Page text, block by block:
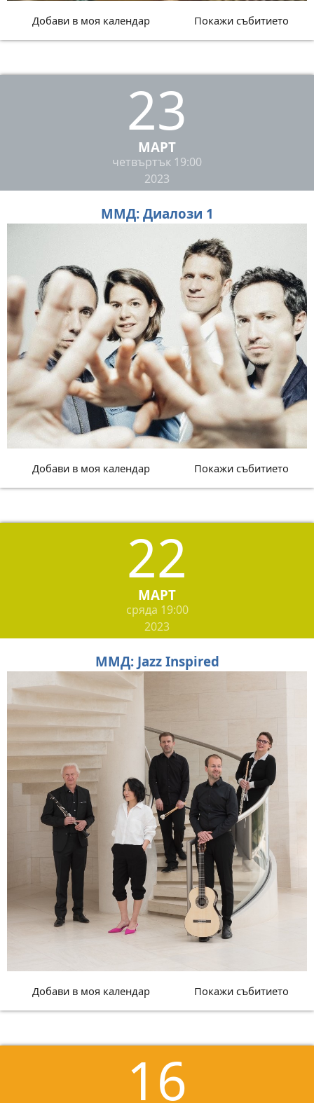
Добави в моя календар Покажи събитието
23
МАРТ
четвъртък 19:00
2023
ММД: Диалози 1
Добави в моя календар Покажи събитието
22
МАРТ
сряда 19:00
2023
ММД: Jazz Inspired
Добави в моя календар Покажи събитието
16